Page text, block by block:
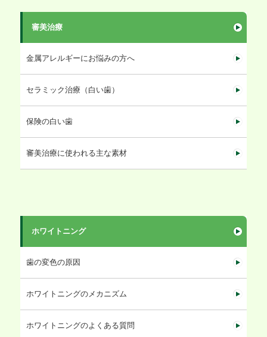
審美治療
金属アレルギーにお悩みの方へ
セラミック治療（白い歯）
保険の白い歯
審美治療に使われる主な素材
ホワイトニング
歯の変色の原因
ホワイトニングのメカニズム
ホワイトニングのよくある質問